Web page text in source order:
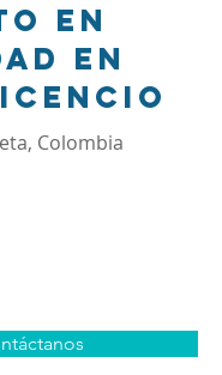
en
en
Colombia